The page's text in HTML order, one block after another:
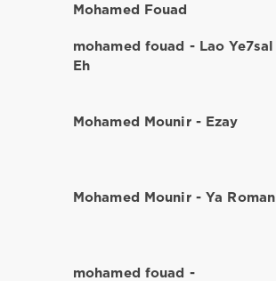
Mohamed Fouad
mohamed fouad - Lao Ye7sal
Eh
Mohamed Mounir - Ezay
Mohamed Mounir - Ya Roman
mohamed fouad -